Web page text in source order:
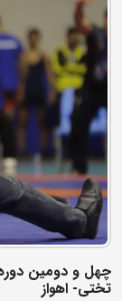
چهل و دومین
تختی- اهواز